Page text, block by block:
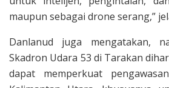
maupun sebagai drone serang,”
Danlanud juga mengatakan,
Skadron Udara 53 di Tarakan
dapat memperkuat